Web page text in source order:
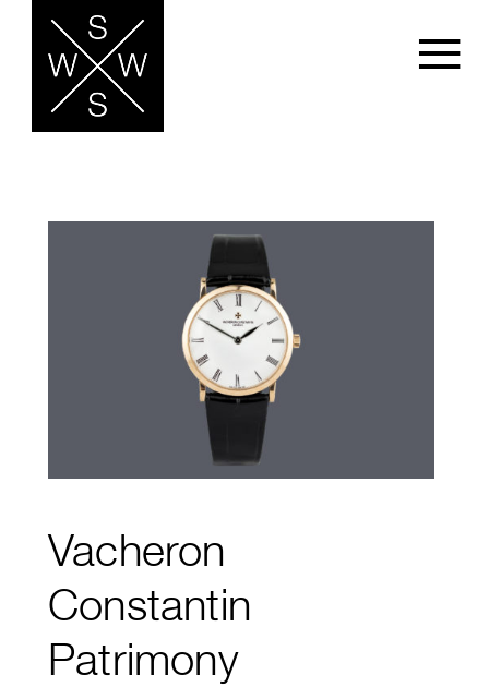
Vacheron
Constantin
Patrimony